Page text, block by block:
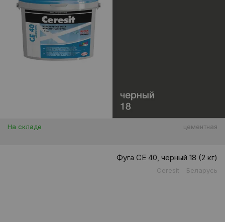
На складе цементная
Фуга CE 40, черный 18 (2 кг)
Ceresit Беларусь